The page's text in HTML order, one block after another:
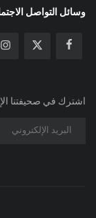
وسائل التواصل
اشترك في صحيفتنا